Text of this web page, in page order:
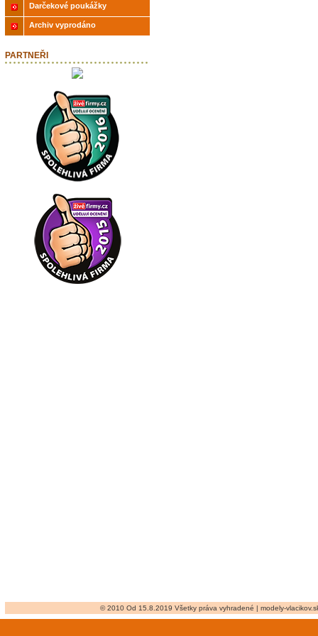
Darčekové poukážky
Archiv vyprodáno
PARTNEŘI
© 2010 Od 15.8.2019 Všetky práva vyhradené | modely-